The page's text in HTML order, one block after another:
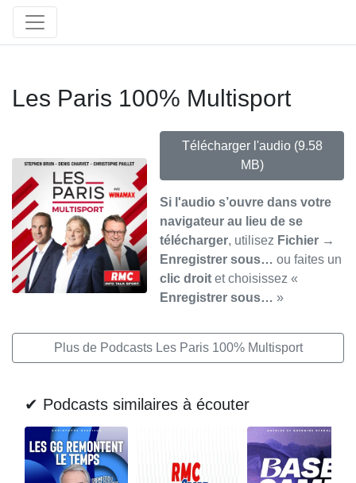
Les Paris 100% Multisport
Télécharger l'audio (9.58
MB)
Si l'audio s’ouvre dans votre
navigateur au lieu de se
télécharger, utilisez Fichier →
Enregistrer sous… ou faites un
clic droit et choisissez «
Enregistrer sous… »
Plus de Podcasts Les Paris 100% Multisport
✔ Podcasts similaires à écouter